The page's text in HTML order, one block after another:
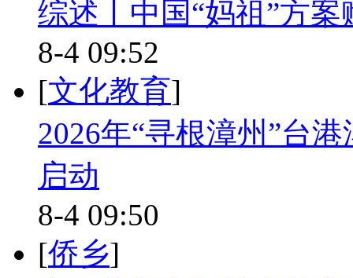
综述丨中国“妈祖”方
8-4 09:52
[文化教育]
2026年“寻根漳州”台
启动
8-4 09:50
[侨乡]